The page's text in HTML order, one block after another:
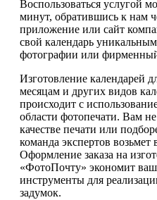
Воспользоваться услугой
минут, обратившись к нам
приложение или сайт
свой календарь
фотографии или
Изготовление календарей
месяцам и других видов
происходит с
области фотопечати. Вам
качестве печати или
команда экспертов возьмет
Оформление заказа на
«ФотоПочту» экономит
инструменты для
задумок.